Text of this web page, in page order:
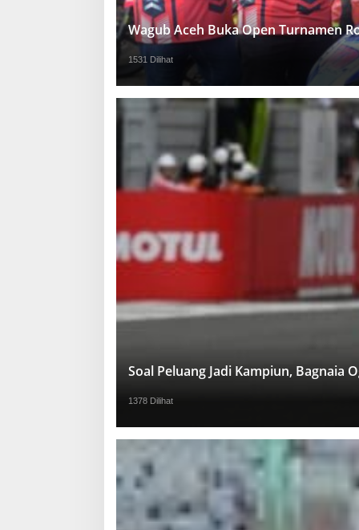
Wagub Aceh Buka Open Turnamen
1531 Dilihat
Soal Peluang Jadi Kampiun, Bagnaia
1378 Dilihat